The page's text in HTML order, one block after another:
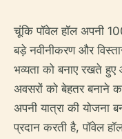
चूंकि पॉवेल हॉल अपनी
बड़े नवीनीकरण और
भव्यता को बनाए रखते
अवसरों को बेहतर बनाने
अपनी यात्रा की योजना
प्रदान करती है, पॉवेल